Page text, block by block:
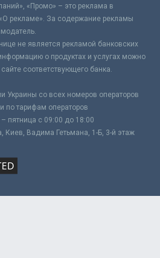
«Промо» – это реклама в
рекламе». За содержание рекламы
не является рекламой банковских
о продуктах и услугах можно
соответствующего банка.
Украины со всех номеров операторов
по тарифам операторов
пятница с 09:00 до 18:00
Киев, Вадима Гетьмана, 1-Б, 3-й этаж